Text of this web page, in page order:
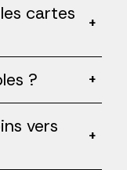
cartes
+
? +
vers
+